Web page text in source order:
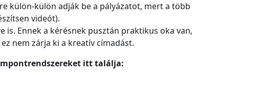
külön-külön adják be a pályázatot, mert a több
videót).
is. Ennek a kérésnek pusztán praktikus oka van,
nem zárja ki a kreatív címadást.
itt találja: